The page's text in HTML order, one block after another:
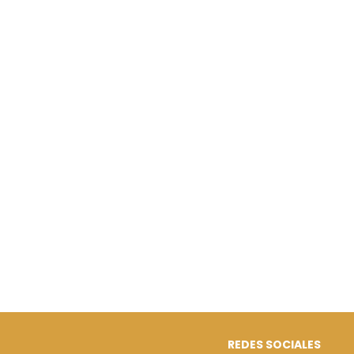
REDES SOCIALES